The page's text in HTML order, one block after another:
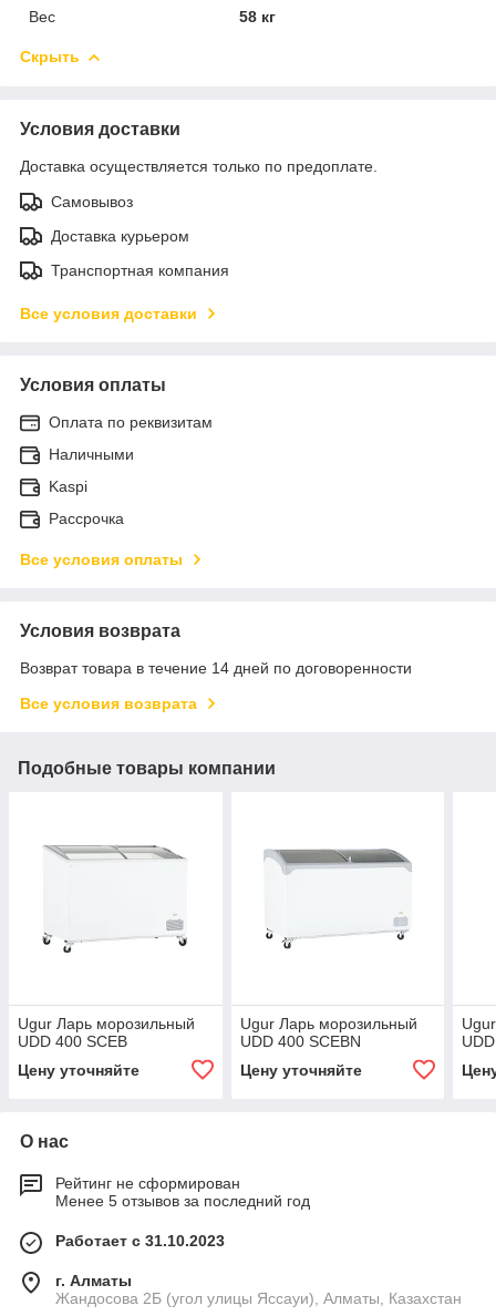
Вес
58 кг
Скрыть
Условия доставки
Доставка осуществляется только по предоплате.
Самовывоз
Доставка курьером
Транспортная компания
Все условия доставки
Условия оплаты
Оплата по реквизитам
Наличными
Kaspi
Рассрочка
Все условия оплаты
Условия возврата
Возврат товара в течение 14 дней по договоренности
Все условия возврата
Подобные товары компании
Ugur Ларь морозильный
UDD 400 SCEB
Цену уточняйте
Ugur Ларь морозильный
UDD 400 SCEBN
Цену уточняйте
О нас
Рейтинг не сформирован
Менее 5 отзывов за последний год
Работает с 31.10.2023
г. Алматы
Жандосова 2Б (угол улицы Яссауи), Алматы, Казахстан